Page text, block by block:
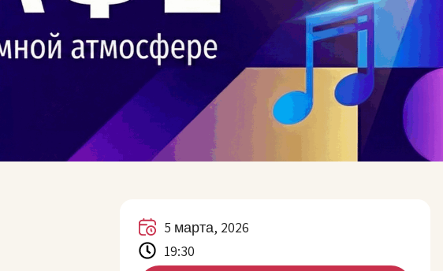
5 марта, 2026
19:30